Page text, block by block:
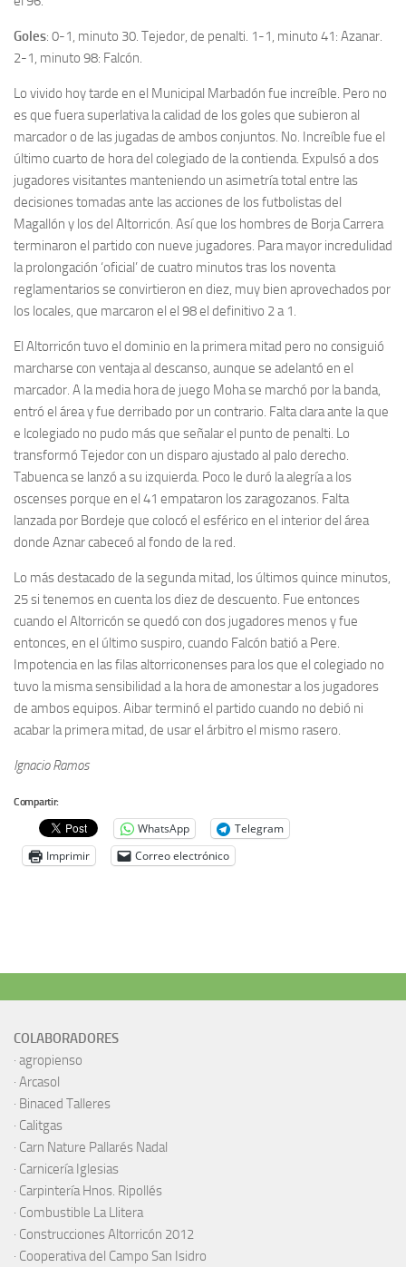
Goles: 0-1, minuto 30. Tejedor, de penalti. 1-1, minuto 41: Azanar.
2-1, minuto 98: Falcón.
Lo vivido hoy tarde en el Municipal Marbadón fue increíble. Pero no
es que fuera superlativa la calidad de los goles que subieron al
marcador o de las jugadas de ambos conjuntos. No. Increíble fue el
último cuarto de hora del colegiado de la contienda. Expulsó a dos
jugadores visitantes manteniendo un asimetría total entre las
decisiones tomadas ante las acciones de los futbolistas del
Magallón y los del Altorricón. Así que los hombres de Borja Carrera
terminaron el partido con nueve jugadores. Para mayor incredulidad
la prolongación ‘oficial’ de cuatro minutos tras los noventa
reglamentarios se convirtieron en diez, muy bien aprovechados por
los locales, que marcaron el el 98 el definitivo 2 a 1.
El Altorricón tuvo el dominio en la primera mitad pero no consiguió
marcharse con ventaja al descanso, aunque se adelantó en el
marcador. A la media hora de juego Moha se marchó por la banda,
entró el área y fue derribado por un contrario. Falta clara ante la que
e lcolegiado no pudo más que señalar el punto de penalti. Lo
transformó Tejedor con un disparo ajustado al palo derecho.
Tabuenca se lanzó a su izquierda. Poco le duró la alegría a los
oscenses porque en el 41 empataron los zaragozanos. Falta
lanzada por Bordeje que colocó el esférico en el interior del área
donde Aznar cabeceó al fondo de la red.
Lo más destacado de la segunda mitad, los últimos quince minutos,
25 si tenemos en cuenta los diez de descuento. Fue entonces
cuando el Altorricón se quedó con dos jugadores menos y fue
entonces, en el último suspiro, cuando Falcón batió a Pere.
Impotencia en las filas altorriconenses para los que el colegiado no
tuvo la misma sensibilidad a la hora de amonestar a los jugadores
de ambos equipos. Aibar terminó el partido cuando no debió ni
acabar la primera mitad, de usar el árbitro el mismo rasero.
Ignacio Ramos
Compartir:
WhatsApp
Telegram
Imprimir
Correo electrónico
COLABORADORES
· agropienso
· Arcasol
· Binaced Talleres
· Calitgas
· Carn Nature Pallarés Nadal
· Carnicería Iglesias
· Carpintería Hnos. Ripollés
· Combustible La Llitera
· Construcciones Altorricón 2012
· Cooperativa del Campo San Isidro